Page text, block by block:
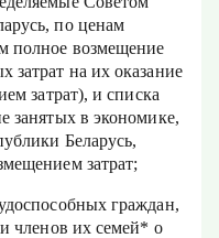
по ценам
полное возмещение
затрат на их оказание
затрат), и списка
занятых в экономике,
Беларусь,
затрат;
граждан,
членов их семей* о